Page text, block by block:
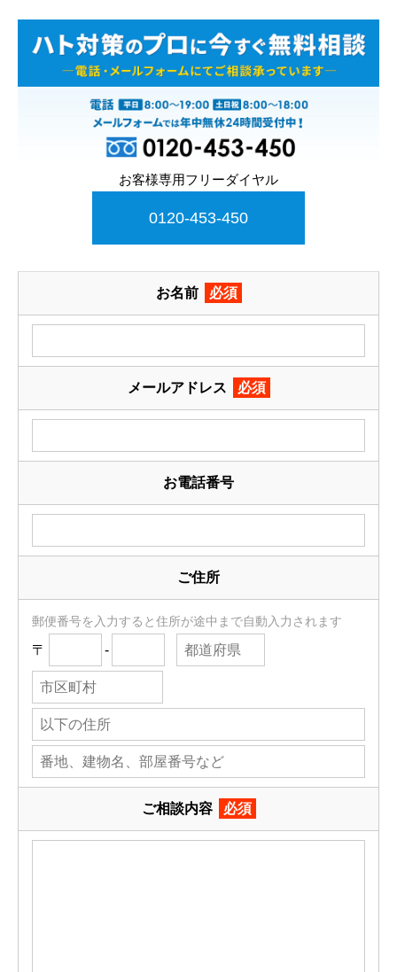
お客様専用フリーダイヤル
0120-453-450
お名前 必須
メールアドレス 必須
お電話番号
ご住所
郵便番号を入力すると住所が途中まで自動入力されます
〒 -
ご相談内容 必須